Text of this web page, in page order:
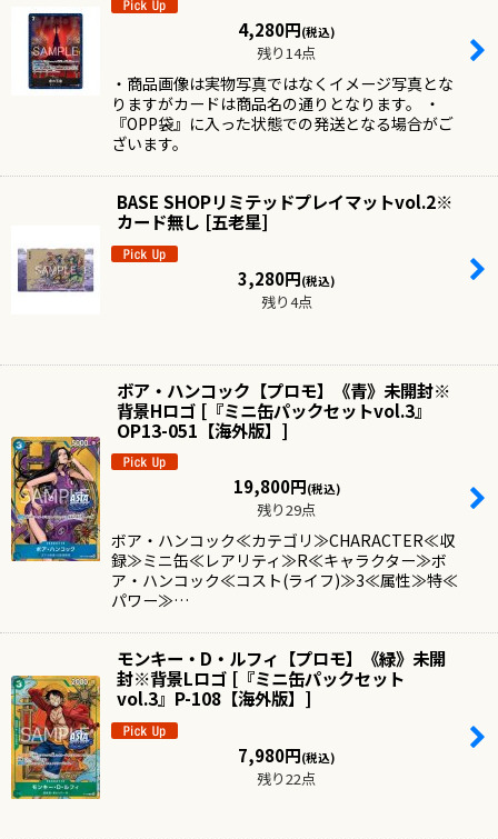
4,280円(税込)
残り14点
・商品画像は実物写真ではなくイメージ写真とな
りますがカードは商品名の通りとなります。 ・
『OPP袋』に入った状態での発送となる場合がご
ざいます。
BASE SHOPリミテッドプレイマットvol.2※
カード無し [五老星]
3,280円(税込)
残り4点
ボア・ハンコック【プロモ】《青》未開封※
背景Hロゴ [ 『ミニ缶パックセットvol.3』
OP13-051【海外版】 ]
19,800円(税込)
残り29点
ボア・ハンコック≪カテゴリ≫CHARACTER≪収
録≫ミニ缶≪レアリティ≫R≪キャラクター≫ボ
ア・ハンコック≪コスト(ライフ)≫3≪属性≫特≪
パワー≫…
モンキー・D・ルフィ【プロモ】《緑》未開
封※背景Lロゴ [ 『ミニ缶パックセット
vol.3』P-108【海外版】 ]
7,980円(税込)
残り22点